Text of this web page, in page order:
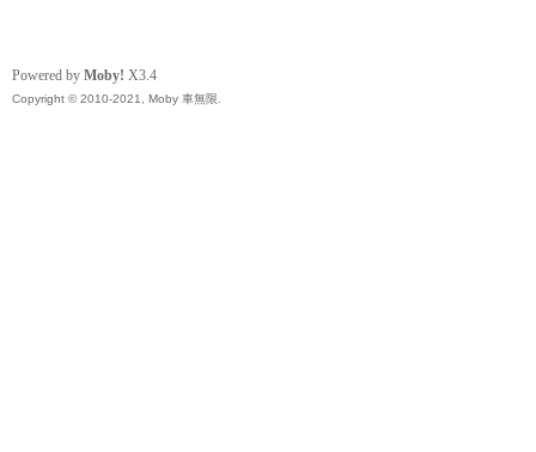
Powered by Moby! X3.4
Copyright © 2010-2021, Moby 車無限.